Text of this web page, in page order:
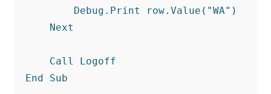
        Debug.Print row.Value(
"WA" )
Next
Call
End
Sub